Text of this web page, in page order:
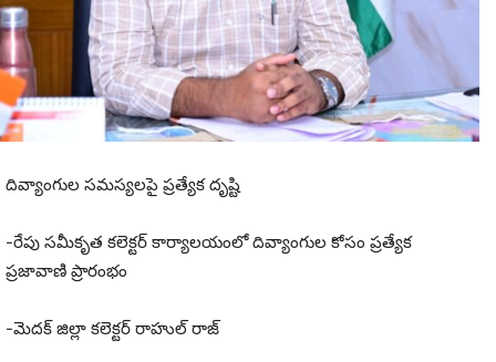
దివ్యాంగుల సమస్యలపై ప్రత్యేక దృష్టి
-రేపు సమీకృత కలెక్టర్ కార్యాలయంలో దివ్యాంగుల కోసం ప్రత్యేక
ప్రజావాణి ప్రారంభం
-మెదక్ జిల్లా కలెక్టర్ రాహుల్ రాజ్